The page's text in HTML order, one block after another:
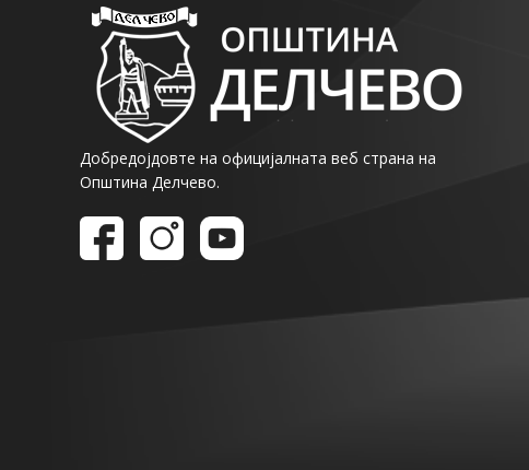
Добредојдовте на официјалната веб страна на
Општина Делчево.